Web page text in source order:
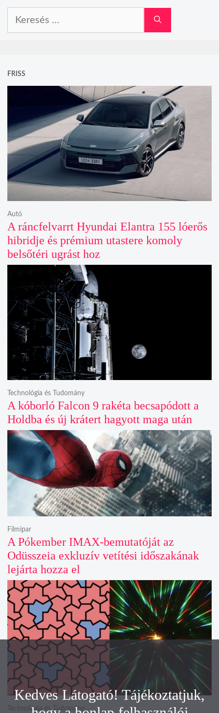
FRISS
A ráncfelvarrt Hyundai Elantra 155 lóerős
hibridje és prémium utastere komoly
belsőtéri ugrást hoz
Autó
A kóborló Falcon 9 rakéta becsapódott a
Holdba és új krátert hagyott maga után
Technológia és Tudomány
A Pókember IMAX-bemutatóját az
Odüsszeia exkluzív vetítési időszakának
lejárta hozza el
Filmipar
Technológia és Tudomány
Kedves Látogató! Tájékoztatjuk,